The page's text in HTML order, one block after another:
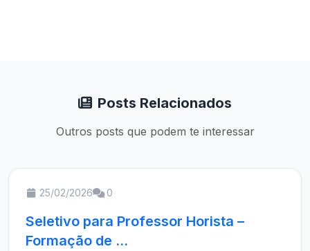
Posts Relacionados
Outros posts que podem te interessar
25/02/2026 0
Seletivo para Professor Horista –
Formação de ...